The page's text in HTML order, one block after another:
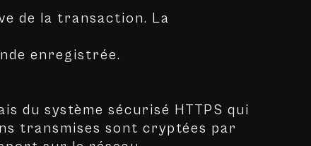
de la transaction. La
enregistrée.
du système sécurisé HTTPS qui
transmises sont cryptées par